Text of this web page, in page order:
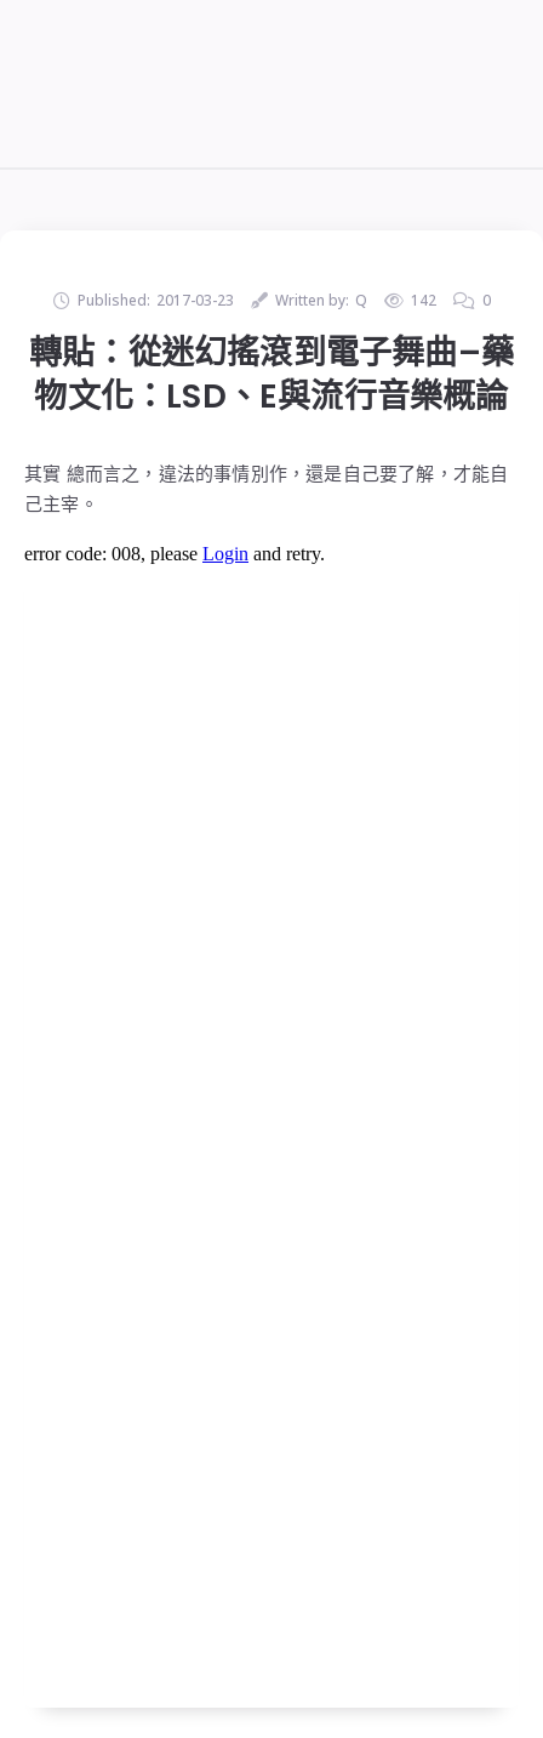
Published: 2017-03-23 Written by: Q 142 0
轉貼：從迷幻搖滾到電子舞曲–藥
物文化：LSD、E與流行音樂概論
其實 總而言之，違法的事情別作，還是自己要了解，才能自
己主宰。